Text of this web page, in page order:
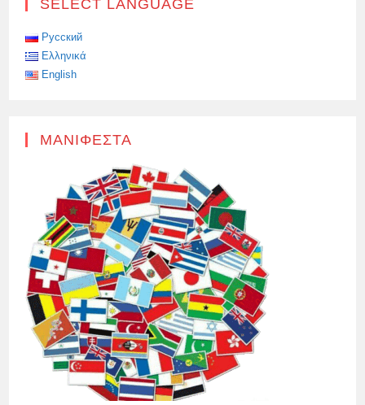
SELECT LANGUAGE
Русский
Ελληνικά
English
ΜΑΝΙΦΈΣΤΑ